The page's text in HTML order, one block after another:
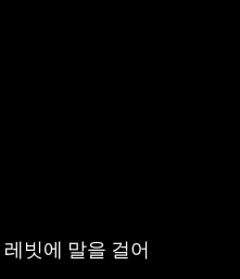
빗에 말을 걸어